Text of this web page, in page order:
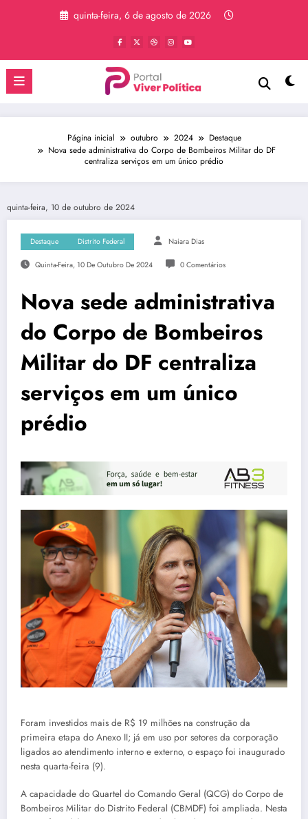
quinta-feira, 6 de agosto de 2026
Página inicial outubro 2024
Destaque
Nova sede administrativa do Corpo de Bombeiros Militar do DF
centraliza serviços em um único prédio
quinta-feira, 10 de outubro de 2024
Destaque Distrito Federal Naiara Dias
Quinta-Feira, 10 De Outubro De 2024 0 Comentários
Nova sede administrativa
do Corpo de Bombeiros
Militar do DF centraliza
serviços em um único
prédio
Foram investidos mais de R$ 19 milhões na construção da
primeira etapa do Anexo II; já em uso por setores da corporação
ligados ao atendimento interno e externo, o espaço foi inaugurado
nesta quarta-feira (9).
A capacidade do Quartel do Comando Geral (QCG) do Corpo de
Bombeiros Militar do Distrito Federal (CBMDF) foi ampliada. Nesta